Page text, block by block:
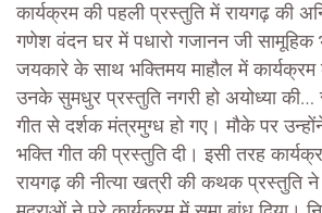
कार्यक्रम की पहली प्रस्तुति में रायगढ़ की
गणेश वंदन घर में पधारो गजानन जी सामूहिक
जयकारे के साथ भक्तिमय माहौल में
उनके सुमधुर प्रस्तुति नगरी हो अयोध्या की…
गीत से दर्शक मंत्रमुग्ध हो गए। मौके पर
भक्ति गीत की प्रस्तुति दी। इसी तरह
रायगढ़ की नीत्या खत्री की कथक प्रस्तुति